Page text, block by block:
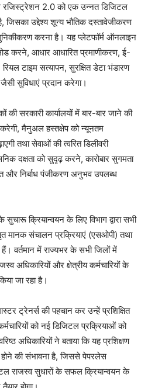
रजिस्ट्रेशन 2.0 को एक उन्नत डिजिटल
जिसका उद्देश्य शून्य भौतिक दस्तावेजीकरण
करना है। यह प्लेटफॉर्म ऑनलाइन
करने, आधार आधारित प्रमाणीकरण, ई-
टाइम सत्यापन, सुरक्षित डेटा भंडारण
सुविधाएं प्रदान करेगा।
की सरकारी कार्यालयों में बार-बार जाने की
मैनुअल हस्तक्षेप को न्यूनतम
तथा सेवाओं की त्वरित डिलीवरी
दक्षता को सुदृढ़ करने, कारोबार सुगमता
और निर्बाध पंजीकरण अनुभव उपलब्ध
क्रियान्वयन के लिए विभाग द्वारा सभी
मानक संचालन प्रक्रियाएं (एसओपी) तथा
हैं। वर्तमान में राज्यभर के सभी जिलों में
अधिकारियों और क्षेत्रीय कर्मचारियों के
जा रहा है।
ट्रेनर्स की पहचान कर उन्हें प्रशिक्षित
को नई डिजिटल प्रक्रियाओं को
अधिकारियों ने बताया कि यह प्रशिक्षण
की संभावना है, जिससे पेपरलेस
राजस्व सुधारों के सफल क्रियान्वयन के